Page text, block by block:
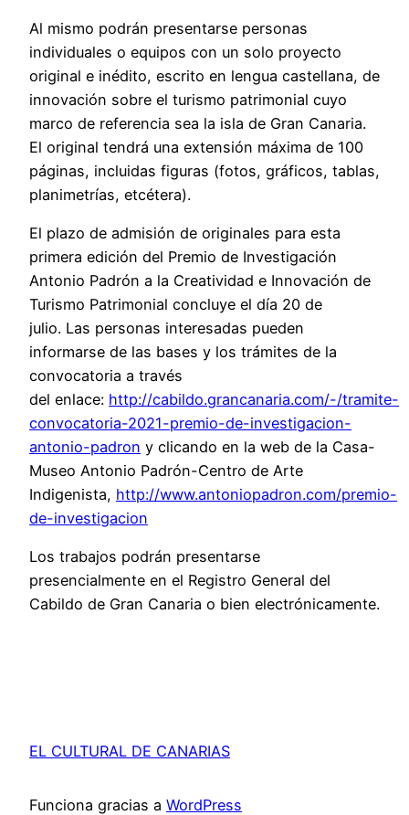
Al mismo podrán presentarse personas
individuales o equipos con un solo proyecto
original e inédito, escrito en lengua castellana, de
innovación sobre el turismo patrimonial cuyo
marco de referencia sea la isla de Gran Canaria.
El original tendrá una extensión máxima de 100
páginas, incluidas figuras (fotos, gráficos, tablas,
planimetrías, etcétera).
El plazo de admisión de originales para esta
primera edición del Premio de Investigación
Antonio Padrón a la Creatividad e Innovación de
Turismo Patrimonial concluye el día 20 de
julio. Las personas interesadas pueden
informarse de las bases y los trámites de la
convocatoria a través
del enlace: http://cabildo.grancanaria.com/-/tramite-
convocatoria-2021-premio-de-investigacion-
antonio-padron y clicando en la web de la Casa-
Museo Antonio Padrón-Centro de Arte
Indigenista, http://www.antoniopadron.com/premio-
de-investigacion
Los trabajos podrán presentarse
presencialmente en el Registro General del
Cabildo de Gran Canaria o bien electrónicamente.
EL CULTURAL DE CANARIAS
Funciona gracias a WordPress